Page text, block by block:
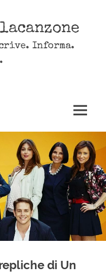
Informa.
MENU
di Un